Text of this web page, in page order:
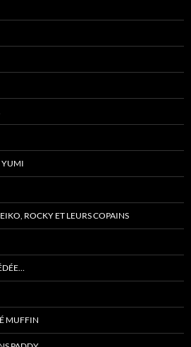
YUMI
ROCKY ET LEURS COPAINS
MUFFIN